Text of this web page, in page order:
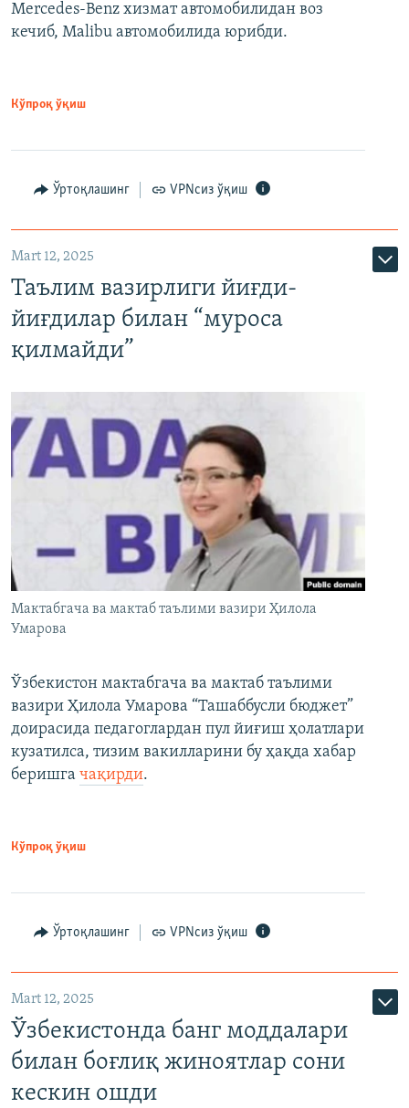
Mercedes-Benz хизмат автомобилидан воз
кечиб, Malibu автомобилида юрибди.
Кўпроқ ўқиш
Ўртоқлашинг VPNсиз ўқиш
Mart 12, 2025
Таълим вазирлиги йиғди-
йиғдилар билан “муроса
қилмайди”
Мактабгача ва мактаб таълими вазири Ҳилола
Умарова
Ўзбекистон мактабгача ва мактаб таълими
вазири Ҳилола Умарова “Ташаббусли бюджет”
доирасида педагоглардан пул йиғиш ҳолатлари
кузатилса, тизим вакилларини бу ҳақда хабар
беришга чақирди.
Кўпроқ ўқиш
Ўртоқлашинг VPNсиз ўқиш
Mart 12, 2025
Ўзбекистонда банг моддалари
билан боғлиқ жиноятлар сони
кескин ошди